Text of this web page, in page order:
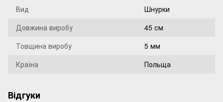
Вид
Шнурки
Довжина виробу
45 см
Товщина виробу
5 мм
Країна
Польща
Відгуки